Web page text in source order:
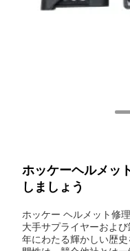
ホッケーヘルメッ
しましょう
ホッケー ヘルメット修
大手サプライヤーおよ
年にわたる輝かしい歴